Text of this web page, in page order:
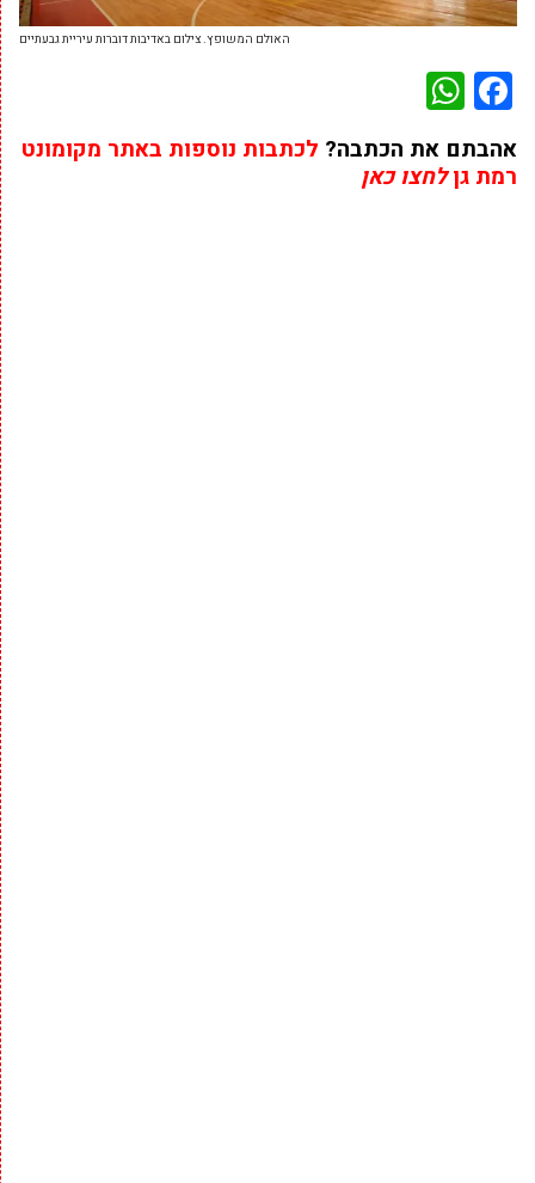
האולם המשופץ. צילום באדיבות דוברות עיריית גבעתיים
Facebook
אהבתם את הכתבה? לכתבות נוספות באתר מקומונט
רמת גןלחצו כאן